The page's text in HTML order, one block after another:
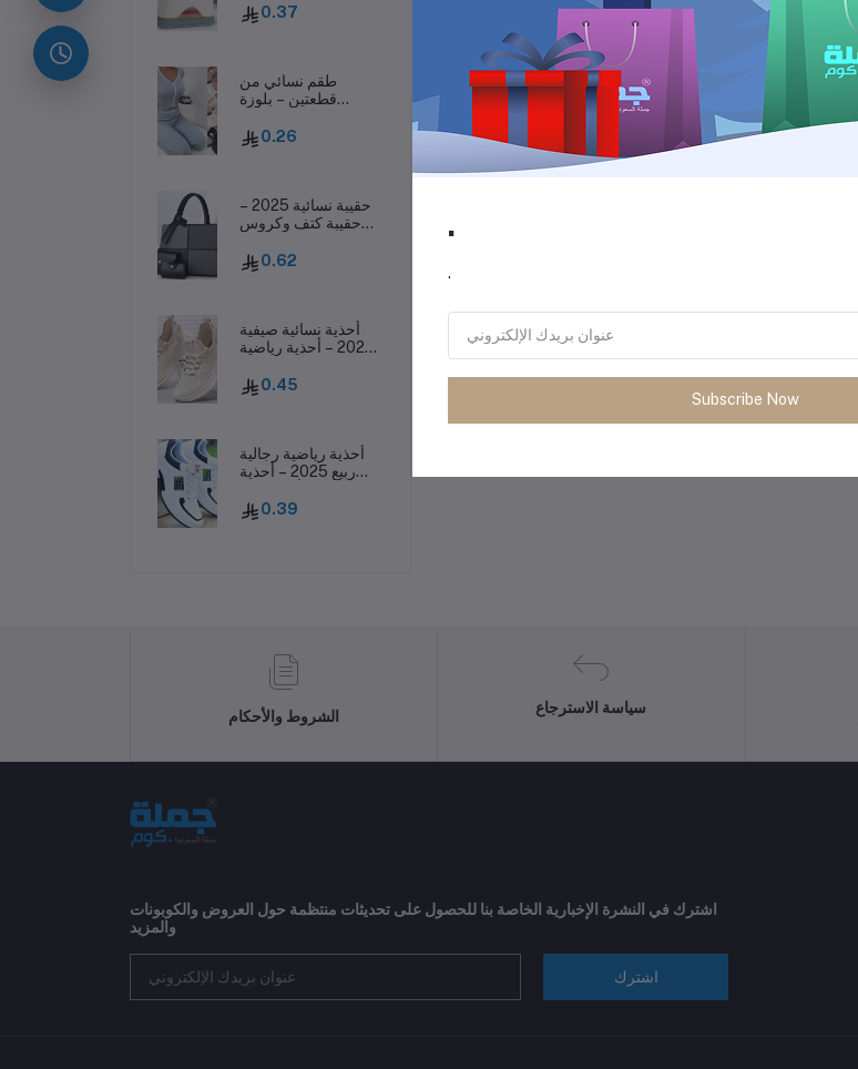
واحد0.37
طقم نسائي من
قطعتين – بلوزة
طويل، ملابس نوم
خريفية
0.26
حقيبة نسائية 2025 –
حقيبة كتف وكروس
كبيرة وأسلوب عصري
0.62
أحذية نسائية صيفية
2025 – أحذية رياضية
وخفيفة تسمح بمرور
الهواء
0.45
أحذية رياضية رجالية
ربيع 2025 – أحذية
سميك وقابلة للتهوية
ومقاومة للانزلاق
0.39
المنتجات التي يتم شراؤها بشكل متكرر
الشروط والأحكام
سياسة الاسترجاع
اشترك في النشرة الإخبارية الخاصة بنا للحصول على تحديثات منتظمة حول العروض والكوبونات
والمزيد
اشترك
.
.
Subscribe Now